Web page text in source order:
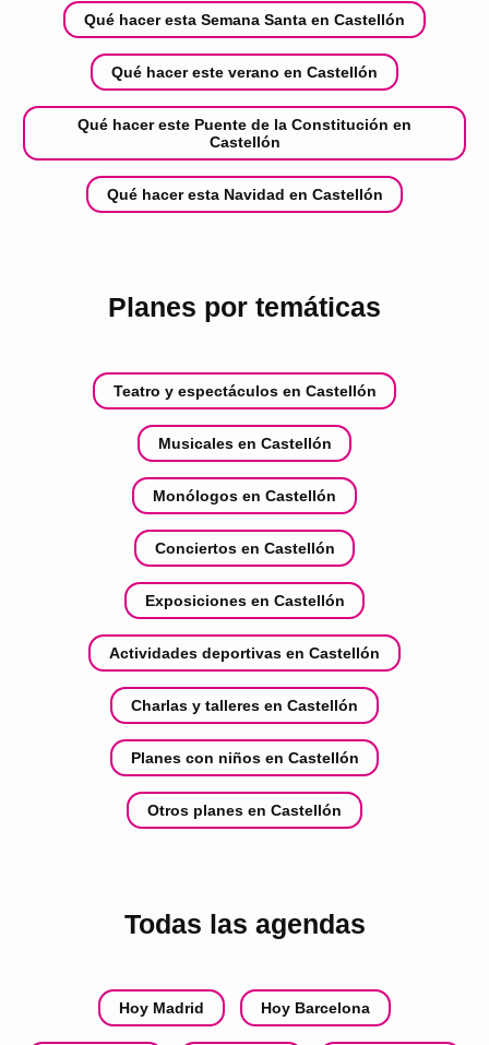
Qué hacer esta Semana Santa en Castellón
Qué hacer este verano en Castellón
Qué hacer este Puente de la Constitución en
Castellón
Qué hacer esta Navidad en Castellón
Planes por temáticas
Teatro y espectáculos en Castellón
Musicales en Castellón
Monólogos en Castellón
Conciertos en Castellón
Exposiciones en Castellón
Actividades deportivas en Castellón
Charlas y talleres en Castellón
Planes con niños en Castellón
Otros planes en Castellón
Todas las agendas
Hoy Madrid Hoy Barcelona